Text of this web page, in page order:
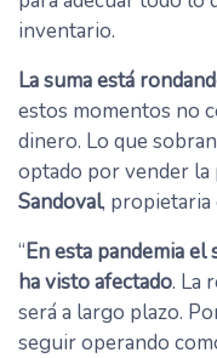
inventario.
La suma está
estos momentos no
dinero. Lo que
optado por vender la
Sandoval, propietaria
“En esta pandemia
ha visto afectado. La
será a largo plazo.
seguir operando